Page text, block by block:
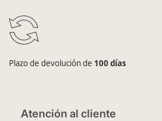
Plazo de devolución de 100 días
Atención al cliente